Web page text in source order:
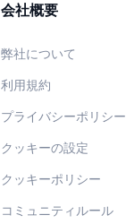
会社概要
弊社について
利用規約
プライバシーポリシー
クッキーの設定
クッキーポリシー
コミュニティルール